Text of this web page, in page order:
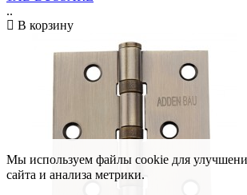
..
В корзину
Мы используем файлы cookie для
сайта и анализа метрики.